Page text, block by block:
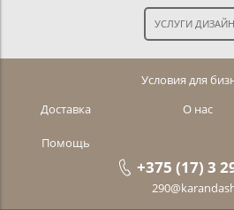
Условия для
Доставка
О нас
Помощь
+375 (17) 3